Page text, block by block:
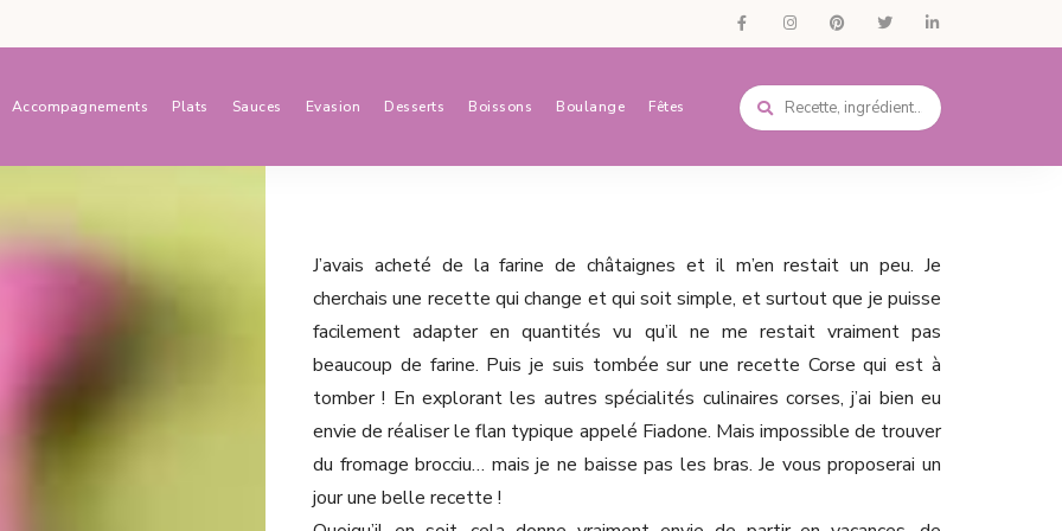
Accompagnements Plats Sauces Evasion Desserts Boissons Boulange Fêtes
J’avais acheté de la farine de châtaignes et il m’en restait un peu. Je
cherchais une recette qui change et qui soit simple, et surtout que je puisse
facilement adapter en quantités vu qu’il ne me restait vraiment pas
beaucoup de farine. Puis je suis tombée sur une recette Corse qui est à
tomber ! En explorant les autres spécialités culinaires corses, j’ai bien eu
envie de réaliser le flan typique appelé Fiadone. Mais impossible de trouver
du fromage brocciu… mais je ne baisse pas les bras. Je vous proposerai un
jour une belle recette !